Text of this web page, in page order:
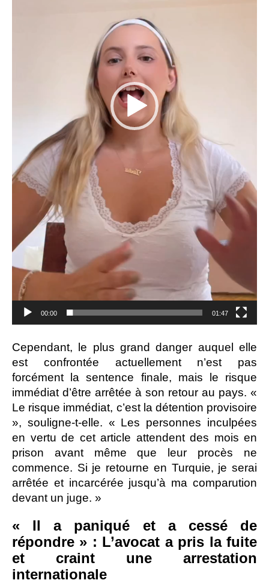
00:00 01:47
Cependant, le plus grand danger auquel elle
est confrontée actuellement n’est pas
forcément la sentence finale, mais le risque
immédiat d’être arrêtée à son retour au pays. «
Le risque immédiat, c’est la détention provisoire
», souligne-t-elle. « Les personnes inculpées
en vertu de cet article attendent des mois en
prison avant même que leur procès ne
commence. Si je retourne en Turquie, je serai
arrêtée et incarcérée jusqu’à ma comparution
devant un juge. »
« Il a paniqué et a cessé de
répondre » : L’avocat a pris la fuite
et craint une arrestation
internationale